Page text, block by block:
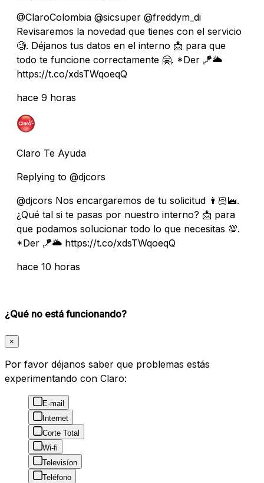
@ClaroColombia @sicsuper @freddym_di
Revisaremos la novedad que tienes con el servicio
🧐. Déjanos tus datos en el interno 📩 para que
todo te funcione correctamente 🤗. *Der 🪁🌥️
https://t.co/xdsTWqoeqQ
hace 9 horas
Claro Te Ayuda
Replying to @djcors
@djcors Nos encargaremos de tu solicitud 👨🏻‍🏭.
¿Qué tal si te pasas por nuestro interno? 📩 para
que podamos solucionar todo lo que necesitas 💯.
*Der 🪁🌥️ https://t.co/xdsTWqoeqQ
hace 10 horas
¿Qué no está funcionando?
×
Por favor déjanos saber que problemas estás
experimentando con Claro:
E-mail
Internet
Corte Total
Wi-fi
Televisíon
Teléfono